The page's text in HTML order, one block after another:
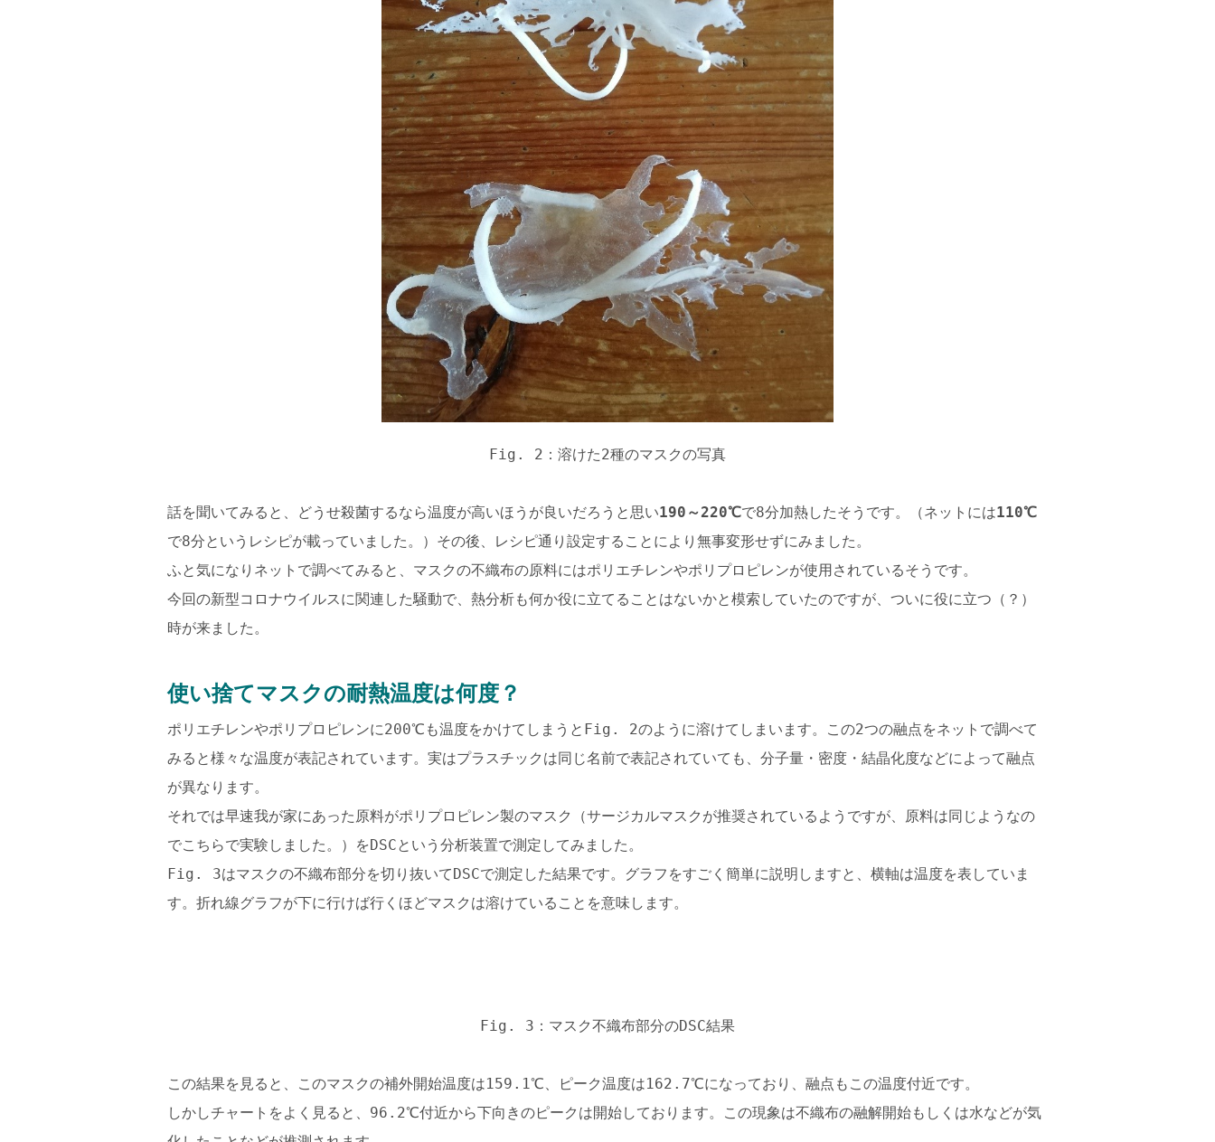
Fig. 2：溶けた2種のマスクの写真
話を聞いてみると、どうせ殺菌するなら温度が高いほうが良いだろうと思い190～220℃で8分加熱したそうです。（ネットには110℃
で8分というレシピが載っていました。）その後、レシピ通り設定することにより無事変形せずにみました。
ふと気になりネットで調べてみると、マスクの不織布の原料にはポリエチレンやポリプロピレンが使用されているそうです。
今回の新型コロナウイルスに関連した騒動で、熱分析も何か役に立てることはないかと模索していたのですが、ついに役に立つ（？）
時が来ました。
使い捨てマスクの耐熱温度は何度？
ポリエチレンやポリプロピレンに200℃も温度をかけてしまうとFig. 2のように溶けてしまいます。この2つの融点をネットで調べて
みると様々な温度が表記されています。実はプラスチックは同じ名前で表記されていても、分子量・密度・結晶化度などによって融点
が異なります。
それでは早速我が家にあった原料がポリプロピレン製のマスク（サージカルマスクが推奨されているようですが、原料は同じようなの
でこちらで実験しました。）をDSCという分析装置で測定してみました。
Fig. 3はマスクの不織布部分を切り抜いてDSCで測定した結果です。グラフをすごく簡単に説明しますと、横軸は温度を表していま
す。折れ線グラフが下に行けば行くほどマスクは溶けていることを意味します。
Fig. 3：マスク不織布部分のDSC結果
この結果を見ると、このマスクの補外開始温度は159.1℃、ピーク温度は162.7℃になっており、融点もこの温度付近です。
しかしチャートをよく見ると、96.2℃付近から下向きのピークは開始しております。この現象は不織布の融解開始もしくは水などが気